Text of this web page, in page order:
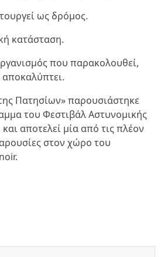
ως δρόμος.
κατάσταση.
που παρακολουθεί,
Πατησίων» παρουσιάστηκε
του Φεστιβάλ Αστυνομικής
αποτελεί μία από τις πλέον
στον χώρο του